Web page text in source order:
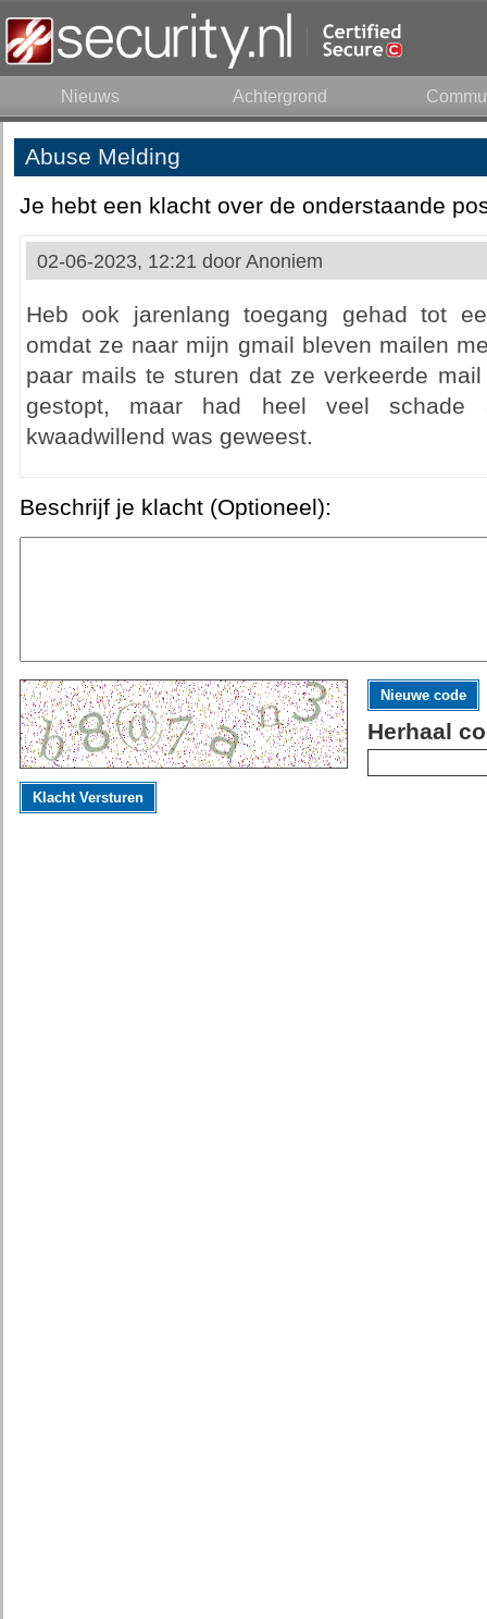
Nieuws Achtergrond
Abuse Melding
Je hebt een klacht over de onderstaande
02-06-2023, 12:21 door Anoniem
Heb ook jarenlang toegang gehad tot
omdat ze naar mijn gmail bleven mailen
paar mails te sturen dat ze verkeerde
gestopt, maar had heel veel
kwaadwillend was geweest.
Beschrijf je klacht (Optioneel):
Nieuwe code
Herhaal
Klacht Versturen